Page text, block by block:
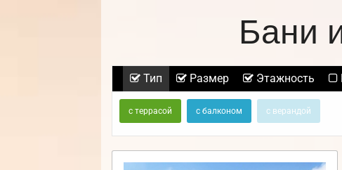
Бани
Тип Размер Этажность
с террасой с балконом с верандой